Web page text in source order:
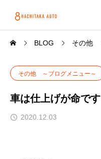
BLOG その他
その他 ～ブログメニュー～
車は仕上げが命です
2020.12.03